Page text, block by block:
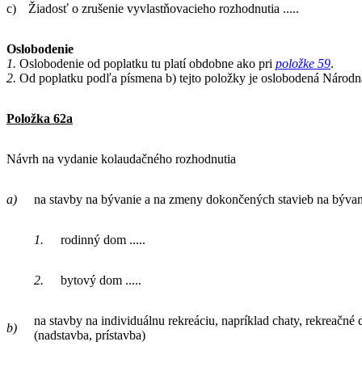
c) Žiadosť o zrušenie vyvlastňovacieho rozhodnutia .....
Oslobodenie
1. Oslobodenie od poplatku tu platí obdobne ako pri položke 59.
2. Od poplatku podľa písmena b) tejto položky je oslobodená
Položka 62a
Návrh na vydanie kolaudačného rozhodnutia
a) na stavby na bývanie a na zmeny dokončených stavieb na
1. rodinný dom .....
2. bytový dom .....
b)
na stavby na individuálnu rekreáciu, napríklad chaty,
(nadstavba, prístavba)